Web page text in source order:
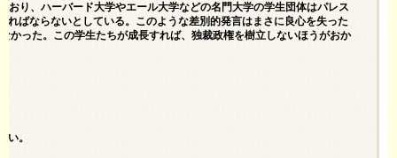
り、ハーバード大学やエール大学などの名門大学の学生団体はパレス
ばならないとしている。このような差別的発言はまさに良心を失った
かった。この学生たちが成長すれば、独裁政権を樹立しないほうがおか
い。